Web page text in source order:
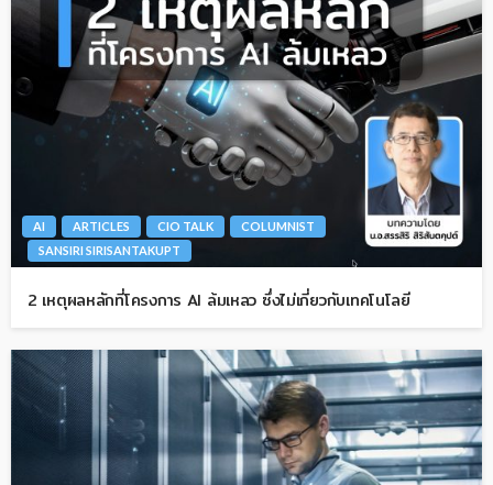
AI ARTICLES CIO TALK
COLUMNIST
SANSIRI SIRISANTAKUPT
2 เหตุผลหลักที่โครงการ AI ล้มเหลว ซึ่งไม่เกี่ยวกับเทคโนโลยี